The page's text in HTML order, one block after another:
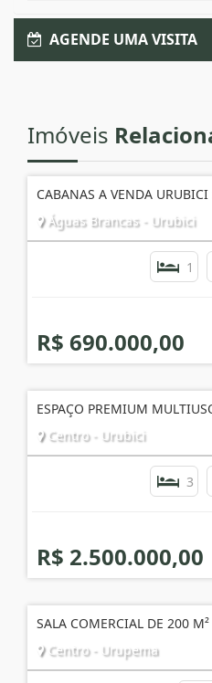
Enviar
Imóveis
CABANAS A VENDA URUBICI
R$ 690.000,00
ESPAÇO PREMIUM
3
R$ 2.500.000,00